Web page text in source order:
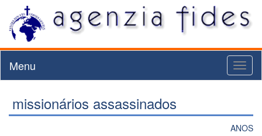
Menu
missionários assassinados
ANOS